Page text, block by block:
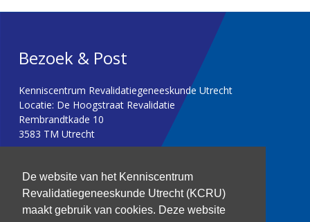
De website van het Kenniscentrum
Revalidatiegeneeskunde Utrecht (KCRU)
maakt gebruik van cookies. Deze website
Bezoek & Post
Kenniscentrum Revalidatiegeneeskunde Utrecht
Locatie: De Hoogstraat Revalidatie
Rembrandtkade 10
3583 TM Utrecht
kenniscentrum@dehoogstraat.nl